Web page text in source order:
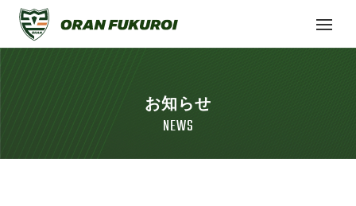
お知らせ
NEWS